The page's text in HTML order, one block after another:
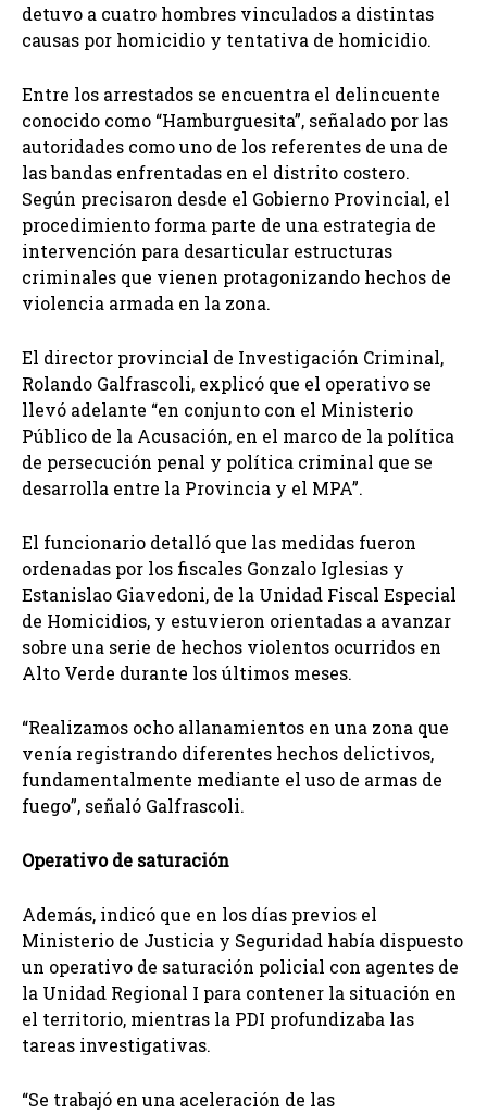
detuvo a cuatro hombres vinculados a distintas
causas por homicidio y tentativa de homicidio.
Entre los arrestados se encuentra el delincuente
conocido como “Hamburguesita”, señalado por las
autoridades como uno de los referentes de una de
las bandas enfrentadas en el distrito costero.
Según precisaron desde el Gobierno Provincial, el
procedimiento forma parte de una estrategia de
intervención para desarticular estructuras
criminales que vienen protagonizando hechos de
violencia armada en la zona.
El director provincial de Investigación Criminal,
Rolando Galfrascoli, explicó que el operativo se
llevó adelante “en conjunto con el Ministerio
Público de la Acusación, en el marco de la política
de persecución penal y política criminal que se
desarrolla entre la Provincia y el MPA”.
El funcionario detalló que las medidas fueron
ordenadas por los fiscales Gonzalo Iglesias y
Estanislao Giavedoni, de la Unidad Fiscal Especial
de Homicidios, y estuvieron orientadas a avanzar
sobre una serie de hechos violentos ocurridos en
Alto Verde durante los últimos meses.
“Realizamos ocho allanamientos en una zona que
venía registrando diferentes hechos delictivos,
fundamentalmente mediante el uso de armas de
fuego”, señaló Galfrascoli.
Operativo de saturación
Además, indicó que en los días previos el
Ministerio de Justicia y Seguridad había dispuesto
un operativo de saturación policial con agentes de
la Unidad Regional I para contener la situación en
el territorio, mientras la PDI profundizaba las
tareas investigativas.
“Se trabajó en una aceleración de las